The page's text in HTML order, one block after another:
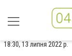
18:30, 13 липня 2022 р.